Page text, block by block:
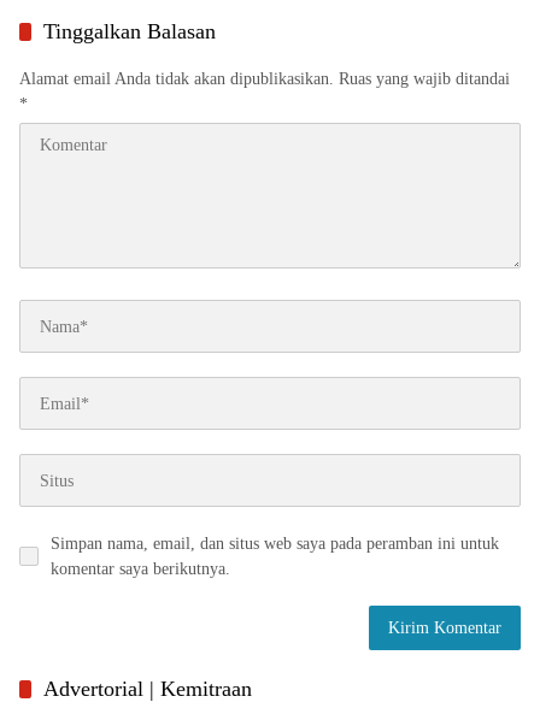
Tinggalkan Balasan
Alamat email Anda tidak akan dipublikasikan. Ruas yang wajib ditandai
*
Simpan nama, email, dan situs web saya pada peramban ini untuk
komentar saya berikutnya.
Advertorial | Kemitraan